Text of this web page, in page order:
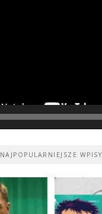
NAJPOPULARNIEJSZE WPISY